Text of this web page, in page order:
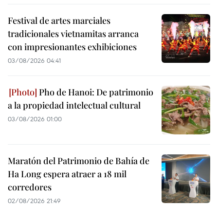
Festival de artes marciales
tradicionales vietnamitas arranca
con impresionantes exhibiciones
03/08/2026 04:41
Pho de Hanoi: De patrimonio
a la propiedad intelectual cultural
03/08/2026 01:00
Maratón del Patrimonio de Bahía de
Ha Long espera atraer a 18 mil
corredores
02/08/2026 21:49